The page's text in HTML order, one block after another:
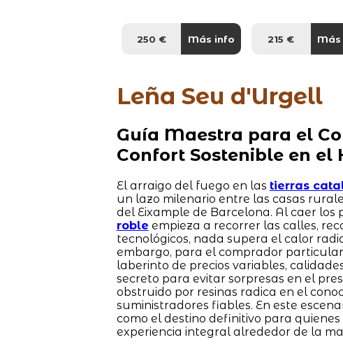
250 € Más info 215 € Más
Leña Seu d'Urgell
Guía Maestra para el
Confort Sostenible en el
El arraigo del fuego en las tierras
un lazo milenario entre las casas
del Eixample de Barcelona. Al caer los
roble empieza a recorrer las calles,
tecnológicos, nada supera el calor
embargo, para el comprador
laberinto de precios variables,
secreto para evitar sorpresas en el
obstruido por resinas radica en el
suministradores fiables. En este
como el destino definitivo para
experiencia integral alrededor de la